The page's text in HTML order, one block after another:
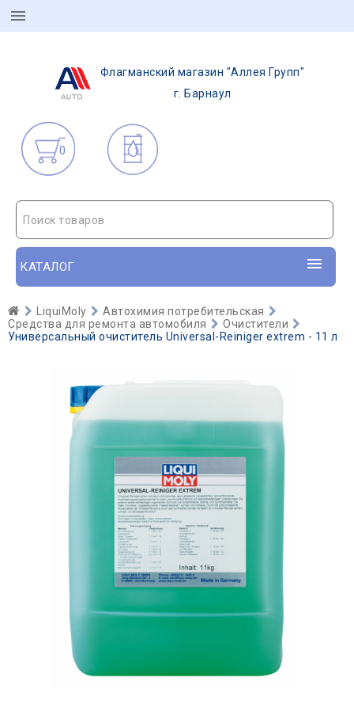
Флагманский магазин "Аллея Групп"
г. Барнаул
0
Поиск товаров
КАТАЛОГ
LiquiMoly
Автохимия потребительская
Средства для ремонта автомобиля
Очистители
Универсальный очиститель Universal-Reiniger extrem - 11 л